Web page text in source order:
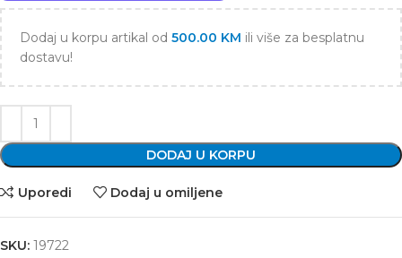
Dodaj u korpu artikal od 500.00 KM ili više za besplatnu
dostavu!
DODAJ U KORPU
Uporedi Dodaj u omiljene
SKU: 19722